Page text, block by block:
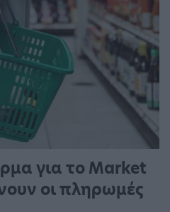
για το Market
οι πληρωμές